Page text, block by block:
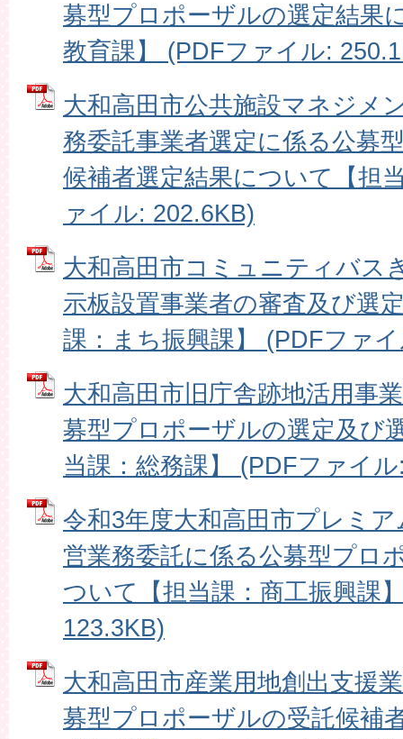
募型プロポーザルの選定結果
教育課】 (PDFファイル:
大和高田市公共施設マネジメ
務委託事業者選定に係る公募
候補者選定結果について【担
ァイル: 202.6KB)
大和高田市コミュニティバス
示板設置事業者の審査及び選
課：まち振興課】 (PDFファ
大和高田市旧庁舎跡地活用事
募型プロポーザルの選定及び
当課：総務課】 (PDFファイ
令和3年度大和高田市プレミ
営業務委託に係る公募型プロ
ついて【担当課：商工振興課
123.3KB)
大和高田市産業用地創出支援
募型プロポーザルの受託候補